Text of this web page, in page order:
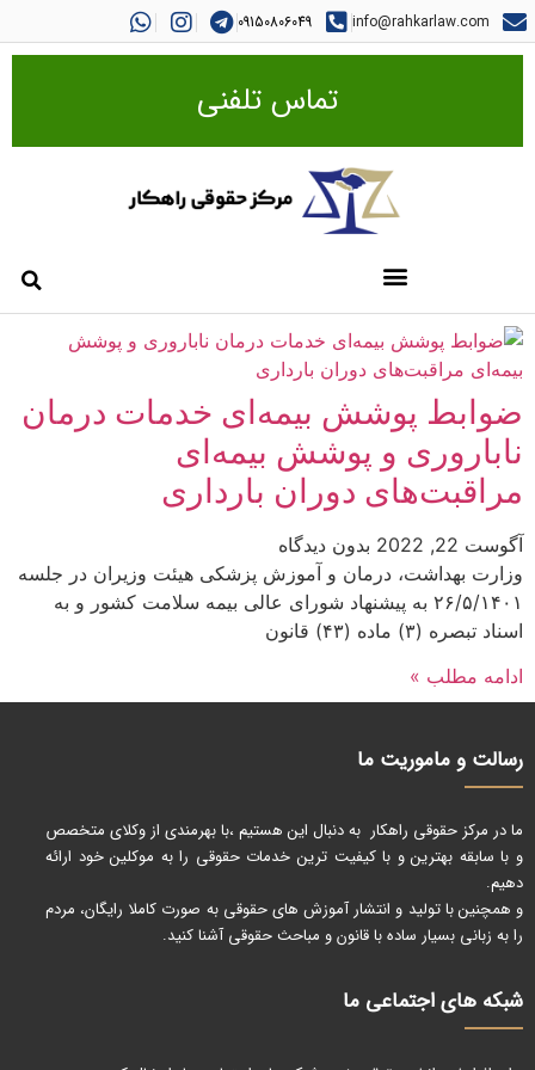
info@rahkarlaw.com
09150806049
تماس تلفنی
ضوابط پوشش بیمه‌ای خدمات درمان
ناباروری و پوشش بیمه‌ای
مراقبت‌های دوران بارداری
آگوست 22, 2022
بدون دیدگاه
وزارت بهداشت، درمان و آموزش پزشکی هیئت وزیران در جلسه
۲۶/۵/۱۴۰۱ به پیشنهاد شورای عالی بیمه سلامت کشور و به
اسناد تبصره (۳) ماده (۴۳) قانون
ادامه مطلب »
رسالت و ماموریت ما
ما در مرکز حقوقی راهکار به دنبال این هستیم ،با بهرمندی از وکلای متخصص
و با سابقه بهترین و با کیفیت ترین خدمات حقوقی را به موکلین خود ارائه
دهیم.
و همچنین با تولید و انتشار آموزش های حقوقی به صورت کاملا رایگان، مردم
را به زبانی بسیار ساده با قانون و مباحث حقوقی آشنا کنید.
شبکه های اجتماعی ما